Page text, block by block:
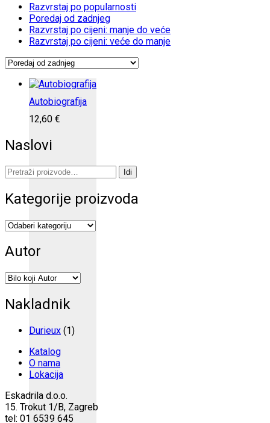
Razvrstaj po popularnosti
Poredaj od zadnjeg
Razvrstaj po cijeni: manje do veće
Razvrstaj po cijeni: veće do manje
Autobiografija
12,60 €
Naslovi
Pretraži: Idi
Kategorije proizvoda
Autor
Nakladnik
Durieux (1)
Katalog
O nama
Lokacija
Eskadrila d.o.o.
15. Trokut 1/B, Zagreb
tel: 01 6539 645